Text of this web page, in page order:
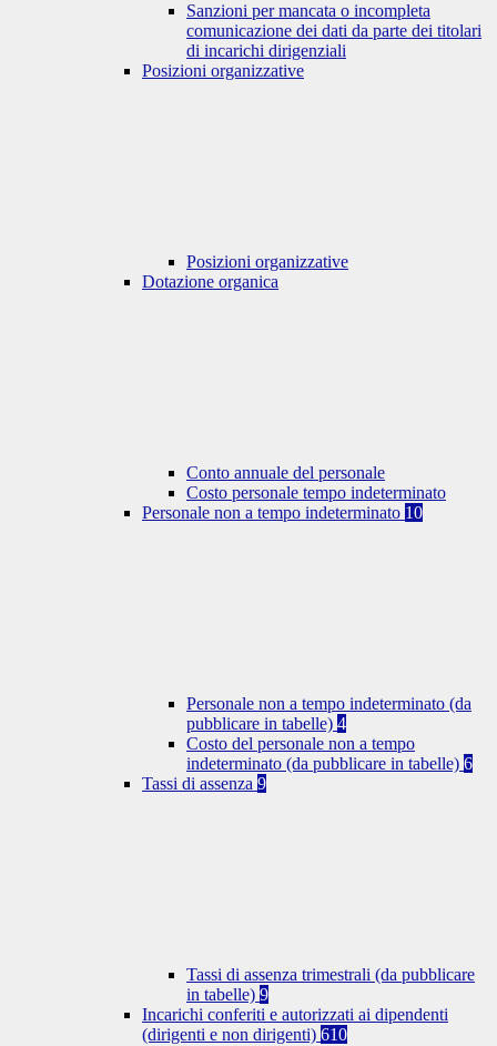
Sanzioni per mancata o incompleta
comunicazione dei dati da parte dei titolari
di incarichi dirigenziali
Posizioni organizzative
Posizioni organizzative
Dotazione organica
Conto annuale del personale
Costo personale tempo indeterminato
Personale non a tempo indeterminato 10
Personale non a tempo indeterminato (da
pubblicare in tabelle) 4
Costo del personale non a tempo
indeterminato (da pubblicare in tabelle) 6
Tassi di assenza 9
Tassi di assenza trimestrali (da pubblicare
in tabelle) 9
Incarichi conferiti e autorizzati ai dipendenti
(dirigenti e non dirigenti) 610